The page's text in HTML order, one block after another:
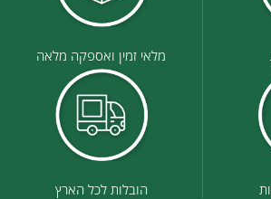
מלאי זמין ואספקה מלאה
הובלות לכל הארץ